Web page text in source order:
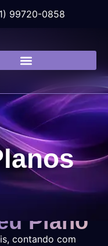
99720-0858
Plano
contando com